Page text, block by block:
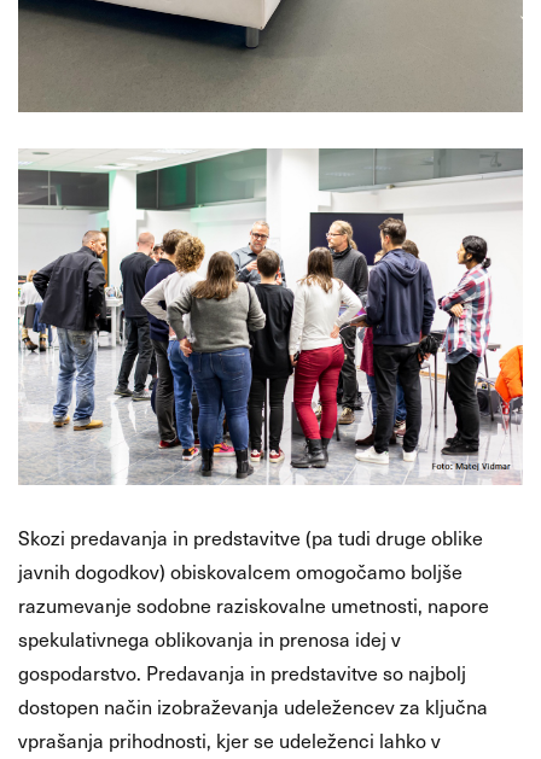
Skozi predavanja in predstavitve (pa tudi druge oblike
javnih dogodkov) obiskovalcem omogočamo boljše
razumevanje sodobne raziskovalne umetnosti, napore
spekulativnega oblikovanja in prenosa idej v
gospodarstvo. Predavanja in predstavitve so najbolj
dostopen način izobraževanja udeležencev za ključna
vprašanja prihodnosti, kjer se udeleženci lahko v